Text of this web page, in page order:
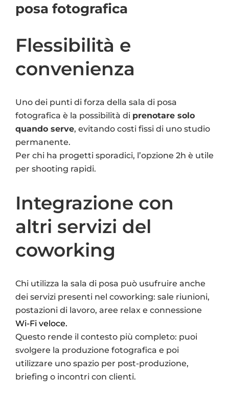
posa fotografica
Flessibilità e
convenienza
Uno dei punti di forza della sala di posa
fotografica è la possibilità di prenotare solo
quando serve, evitando costi fissi di uno studio
permanente.
Per chi ha progetti sporadici, l’opzione 2h è utile
per shooting rapidi.
Integrazione con
altri servizi del
coworking
Chi utilizza la sala di posa può usufruire anche
dei servizi presenti nel coworking: sale riunioni,
postazioni di lavoro, aree relax e connessione
Wi-Fi veloce.
Questo rende il contesto più completo: puoi
svolgere la produzione fotografica e poi
utilizzare uno spazio per post-produzione,
briefing o incontri con clienti.